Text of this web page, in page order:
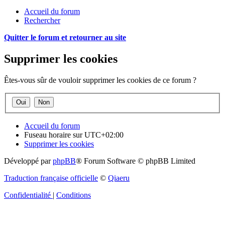
Accueil du forum
Rechercher
Quitter le forum et retourner au site
Supprimer les cookies
Êtes-vous sûr de vouloir supprimer les cookies de ce forum ?
Accueil du forum
Fuseau horaire surUTC+02:00
Supprimer les cookies
Développé parphpBB® Forum Software © phpBB Limited
Traduction française officielle © Qiaeru
Confidentialité | Conditions